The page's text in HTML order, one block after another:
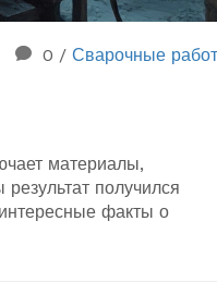
0 / Сварочные
материалы,
получился
факты о